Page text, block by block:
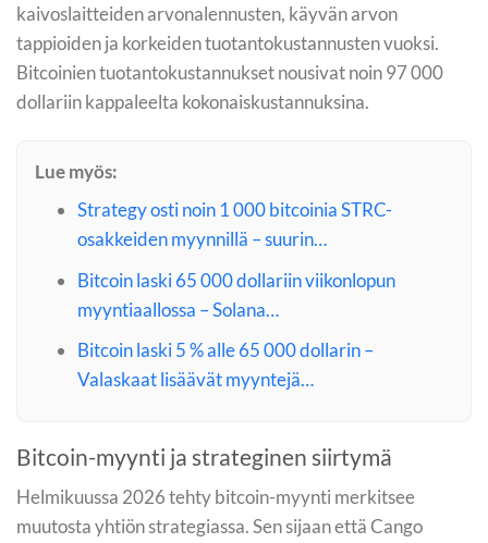
kaivoslaitteiden arvonalennusten, käyvän arvon
tappioiden ja korkeiden tuotantokustannusten vuoksi.
Bitcoinien tuotantokustannukset nousivat noin 97 000
dollariin kappaleelta kokonaiskustannuksina.
Lue myös:
Strategy osti noin 1 000 bitcoinia STRC-
osakkeiden myynnillä – suurin…
Bitcoin laski 65 000 dollariin viikonlopun
myyntiaallossa – Solana…
Bitcoin laski 5 % alle 65 000 dollarin –
Valaskaat lisäävät myyntejä…
Bitcoin-myynti ja strateginen siirtymä
Helmikuussa 2026 tehty bitcoin-myynti merkitsee
muutosta yhtiön strategiassa. Sen sijaan että Cango